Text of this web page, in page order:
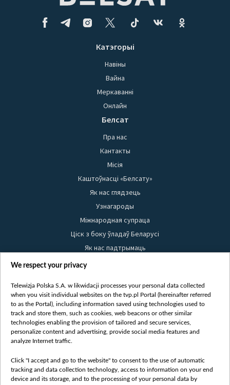
Катэгорыі
Навіны
Вайна
Меркаванні
Онлайн
Белсат
Пра нас
Кантакты
Місія
Каштоўнасці «Белсату»
Як нас глядзець
Узнагароды
Міжнародная супраца
Ціск з боку ўладаў Беларусі
Як нас падтрымаць
Правілы выкарыстання матэрыялаў
Бяспека
Youtube
Белсат news
Белсат Shorts
Жэстачайшы мульт
Belsat English
We respect your privacy
Telewizja Polska S.A. w likwidacji processes your personal data collected
when you visit individual websites on the tvp.pl Portal (hereinafter referred
to as the Portal), including information saved using technologies used to
track and store them, such as cookies, web beacons or other similar
technologies enabling the provision of tailored and secure services,
personalize content and advertising, provide social media features and
analyze Internet traffic.
Click "I accept and go to the website" to consent to the use of automatic
tracking and data collection technology, access to information on your end
device and its storage, and to the processing of your personal data by